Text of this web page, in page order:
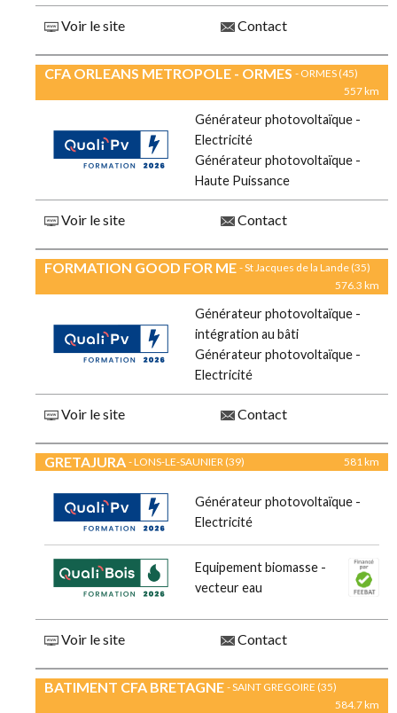
Voir le site Contact
CFA ORLEANS METROPOLE - ORMES - ORMES (45)
557 km
Générateur photovoltaïque -
Electricité
Générateur photovoltaïque -
Haute Puissance
Voir le site Contact
FORMATION GOOD FOR ME - St Jacques de la Lande (35)
576.3 km
Générateur photovoltaïque -
intégration au bâti
Générateur photovoltaïque -
Electricité
Voir le site Contact
GRETAJURA - LONS-LE-SAUNIER (39) 581 km
Générateur photovoltaïque -
Electricité
Equipement biomasse -
vecteur eau
Voir le site Contact
BATIMENT CFA BRETAGNE - SAINT GREGOIRE (35)
584.7 km